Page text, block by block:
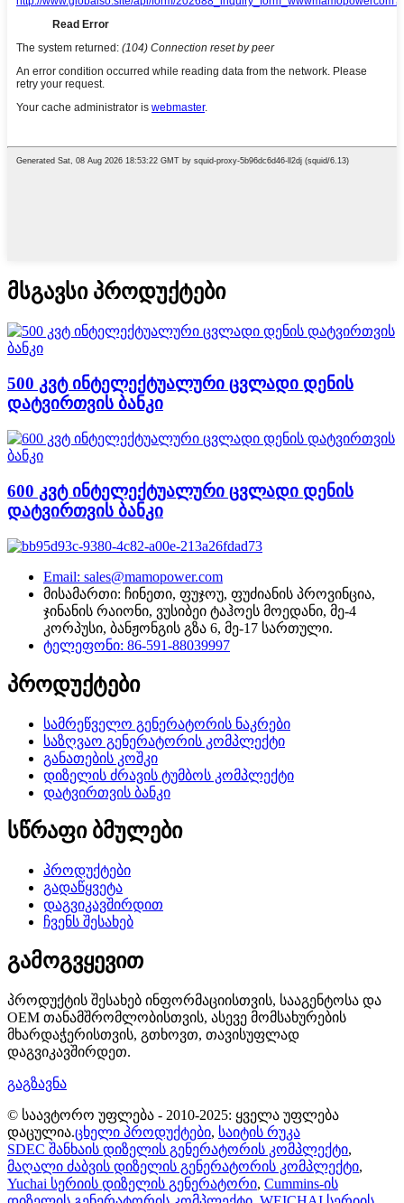
მსგავსი პროდუქტები
500 კვტ ინტელექტუალური ცვლადი დენის
დატვირთვის ბანკი
600 კვტ ინტელექტუალური ცვლადი დენის
დატვირთვის ბანკი
Email: sales@mamopower.com
მისამართი: ჩინეთი, ფუჯოუ, ფუძიანის პროვინცია,
ჯინანის რაიონი, ვუსიბეი ტაჰოეს მოედანი, მე-4
კორპუსი, ბანჟონგის გზა 6, მე-17 სართული.
ტელეფონი: 86-591-88039997
პროდუქტები
სამრეწველო გენერატორის ნაკრები
საზღვაო გენერატორის კომპლექტი
განათების კოშკი
დიზელის ძრავის ტუმბოს კომპლექტი
დატვირთვის ბანკი
სწრაფი ბმულები
პროდუქტები
გადაწყვეტა
დაგვიკავშირდით
ჩვენს შესახებ
გამოგვყევით
პროდუქტის შესახებ ინფორმაციისთვის, სააგენტოსა და
OEM თანამშრომლობისთვის, ასევე მომსახურების
მხარდაჭერისთვის, გთხოვთ, თავისუფლად
დაგვიკავშირდეთ.
გაგზავნა
© საავტორო უფლება - 2010-2025: ყველა უფლება
დაცულია.ცხელი პროდუქტები, საიტის რუკა
SDEC შანხაის დიზელის გენერატორის კომპლექტი,
მაღალი ძაბვის დიზელის გენერატორის კომპლექტი,
Yuchai სერიის დიზელის გენერატორი, Cummins-ის